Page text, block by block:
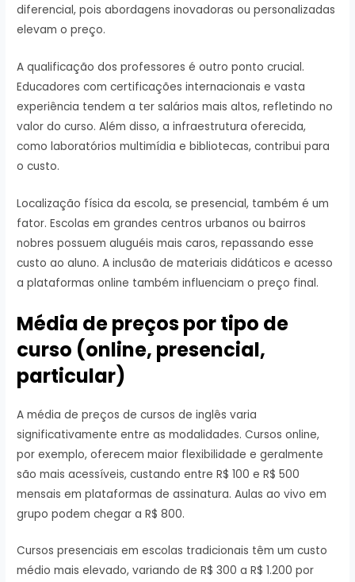
diferencial, pois abordagens inovadoras ou personalizadas
elevam o preço.
A qualificação dos professores é outro ponto crucial.
Educadores com certificações internacionais e vasta
experiência tendem a ter salários mais altos, refletindo no
valor do curso. Além disso, a infraestrutura oferecida,
como laboratórios multimídia e bibliotecas, contribui para
o custo.
Localização física da escola, se presencial, também é um
fator. Escolas em grandes centros urbanos ou bairros
nobres possuem aluguéis mais caros, repassando esse
custo ao aluno. A inclusão de materiais didáticos e acesso
a plataformas online também influenciam o preço final.
Média de preços por tipo de
curso (online, presencial,
particular)
A média de preços de cursos de inglês varia
significativamente entre as modalidades. Cursos online,
por exemplo, oferecem maior flexibilidade e geralmente
são mais acessíveis, custando entre R$ 100 e R$ 500
mensais em plataformas de assinatura. Aulas ao vivo em
grupo podem chegar a R$ 800.
Cursos presenciais em escolas tradicionais têm um custo
médio mais elevado, variando de R$ 300 a R$ 1.200 por